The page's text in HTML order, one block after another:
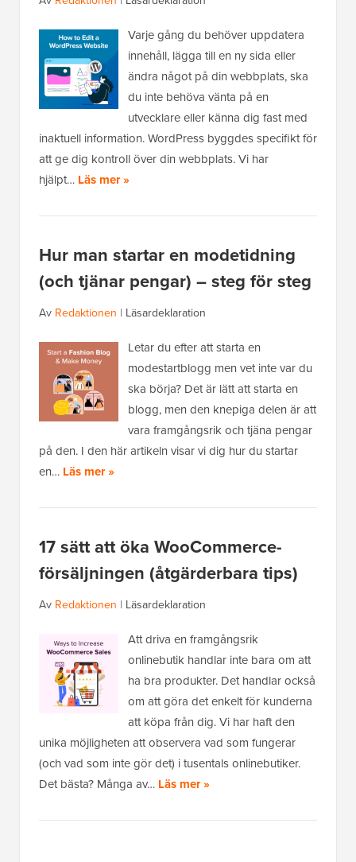
Varje gång du behöver uppdatera
innehåll, lägga till en ny sida eller
ändra något på din webbplats, ska
du inte behöva vänta på en
utvecklare eller känna dig fast med
inaktuell information. WordPress byggdes specifikt för
att ge dig kontroll över din webbplats. Vi har
hjälpt… Läs mer »
Hur man startar en modetidning
(och tjänar pengar) – steg för steg
Av Redaktionen | Läsardeklaration
Letar du efter att starta en
modestartblogg men vet inte var du
ska börja? Det är lätt att starta en
blogg, men den knepiga delen är att
vara framgångsrik och tjäna pengar
på den. I den här artikeln visar vi dig hur du startar
en… Läs mer »
17 sätt att öka WooCommerce-
försäljningen (åtgärderbara tips)
Av Redaktionen | Läsardeklaration
Att driva en framgångsrik
onlinebutik handlar inte bara om att
ha bra produkter. Det handlar också
om att göra det enkelt för kunderna
att köpa från dig. Vi har haft den
unika möjligheten att observera vad som fungerar
(och vad som inte gör det) i tusentals onlinebutiker.
Det bästa? Många av… Läs mer »